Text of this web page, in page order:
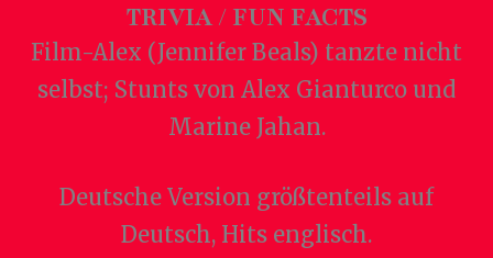
TRIVIA / FUN FACTS
Film-Alex (Jennifer Beals) tanzte nicht
selbst; Stunts von Alex Gianturco und
Marine Jahan.
Deutsche Version größtenteils auf
Deutsch, Hits englisch.